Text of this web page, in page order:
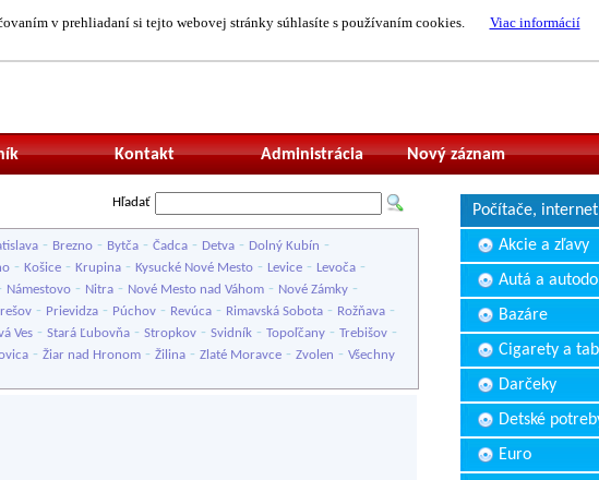
v prehliadaní si tejto webovej stránky súhlasíte s používaním cookies. Viac informácií
Nový záznam
Administrácia
Kontakt
Hľadať
- Brezno - Bytča - Čadca - Detva - Dolný Kubín -
- Košice - Krupina - Kysucké Nové Mesto - Levice - Levoča -
Námestovo - Nitra - Nové Mesto nad Váhom - Nové Zámky -
- Prievidza - Púchov - Revúca - Rimavská Sobota - Rožňava -
Ves - Stará Ľubovňa - Stropkov - Svidník - Topoľčany - Trebišov -
- Žiar nad Hronom - Žilina - Zlaté Moravce - Zvolen - Všechny
Počítače, internet
Akcie a zľavy
Autá a
Bazáre
Cigarety a
Darčeky
Detské
Euro